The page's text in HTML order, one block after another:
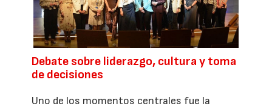
Debate sobre liderazgo, cultura y toma
de decisiones
Uno de los momentos centrales fue la